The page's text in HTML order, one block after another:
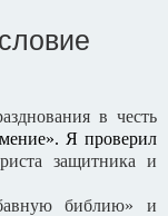
в честь
Я проверил
защитника и
библию» и